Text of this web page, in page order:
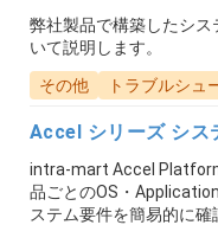
弊社製品で構築したシ
いて説明します。
その他
トラブルシュ
Accel シリーズ シス
intra-mart Accel
品ごとのOS・
ステム要件を簡易的に確